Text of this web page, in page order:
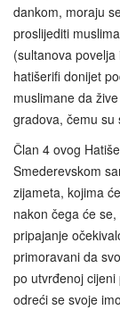
dankom, moraju
proslijediti
(sultanova
hatišerifi donijet
muslimane da
gradova, čemu su
Član 4 ovog
Smederevskom
zijameta, kojima
nakon čega će
pripajanje
primoravani da
po utvrđenoj
odreći se svoje